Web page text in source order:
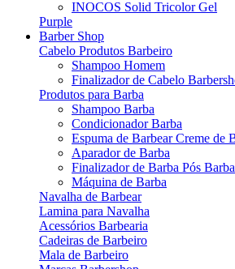
INOCOS Solid Tricolor Gel
Purple
Barber Shop
Cabelo Produtos Barbeiro
Shampoo Homem
Finalizador de Cabelo
Produtos para Barba
Shampoo Barba
Condicionador Barba
Espuma de Barbear Creme de
Aparador de Barba
Finalizador de Barba Pós Barba
Máquina de Barba
Navalha de Barbear
Lamina para Navalha
Acessórios Barbearia
Cadeiras de Barbeiro
Mala de Barbeiro